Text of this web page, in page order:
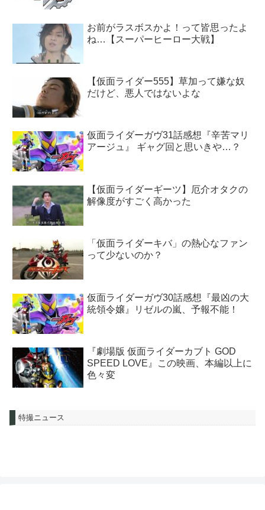
お前がラスボスかよ！って皆思ったよ
ね…【スーパーヒーロー大戦】
【仮面ライダー555】草加って嫌な奴
だけど、悪人ではないよな
仮面ライダーガヴ31話感想『辛苦マリ
アージュ』 ギャグ回と思いきや…？
【仮面ライダーギーツ】厄介オタクの
解像度がすごく高かった
「仮面ライダーキバ」の熱心なファン
って少ないのか？
仮面ライダーガヴ30話感想『最凶の大
統領令嬢』リゼルの嵐、予報不能！
『劇場版 仮面ライダーカブト GOD
SPEED LOVE』この映画、本編以上に
色々変
特撮ニュース